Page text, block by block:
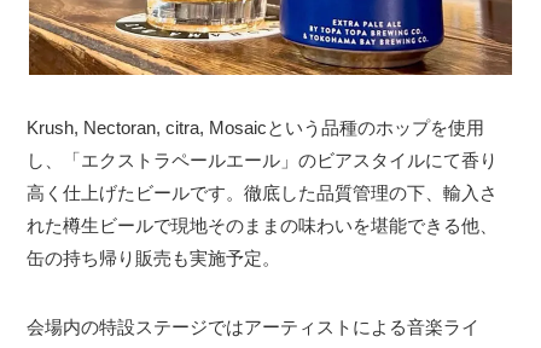
Krush, Nectoran, citra, Mosaicという品種のホップを使用
し、「エクストラペールエール」のビアスタイルにて香り
高く仕上げたビールです。徹底した品質管理の下、輸入さ
れた樽生ビールで現地そのままの味わいを堪能できる他、
缶の持ち帰り販売も実施予定。
会場内の特設ステージではアーティストによる音楽ライ